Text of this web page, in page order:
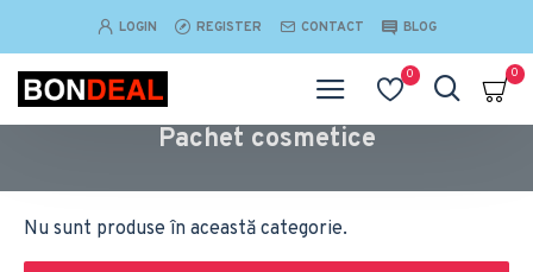
LOGIN REGISTER CONTACT BLOG
0 0
Pachet cosmetice
Nu sunt produse în această categorie.